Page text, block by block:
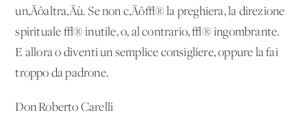
un‚Äôaltra‚Äù. Se non c‚Äô√® la preghiera, la direzione
spirituale √® inutile, o, al contrario, √® ingombrante.
E allora o diventi un semplice consigliere, oppure la fai
troppo da padrone.
Don Roberto Carelli